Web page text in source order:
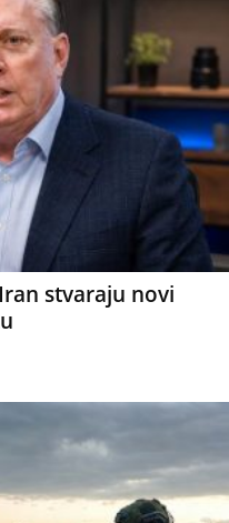
stvaraju novi